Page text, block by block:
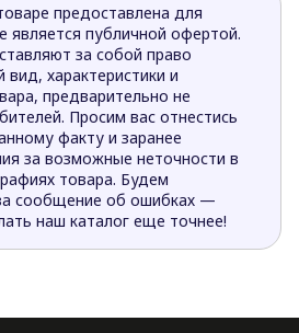
предоставлена для
является публичной офертой.
за собой право
характеристики и
предварительно не
Просим вас отнестись
факту и заранее
за возможные неточности в
товара. Будем
сообщение об ошибках —
наш каталог еще точнее!